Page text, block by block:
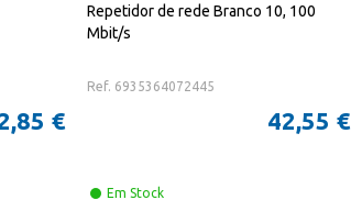
€
Repetidor de rede Branco 10, 100
Mbit/s
Ref. 6935364072445
42,55 €
Em Stock